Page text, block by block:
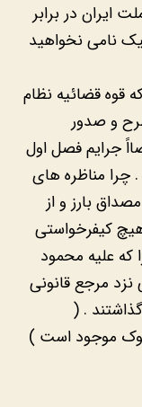
ایران در برابر
نامی نخواهید
قوه قضائیه نظام
و صدور
جرایم فصل اول
چرا مناظره های
بارز و از
کیفرخواستی
که علیه محمود
قانون اساسی نزد مرجع قانونی
. (
موجود است )